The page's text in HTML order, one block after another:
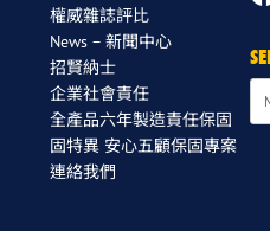
權威雜誌評比
News – 新聞中心
招賢納士
企業社會責任
全產品六年製造責任保固
固特異 安心五顧保固專案
連絡我們